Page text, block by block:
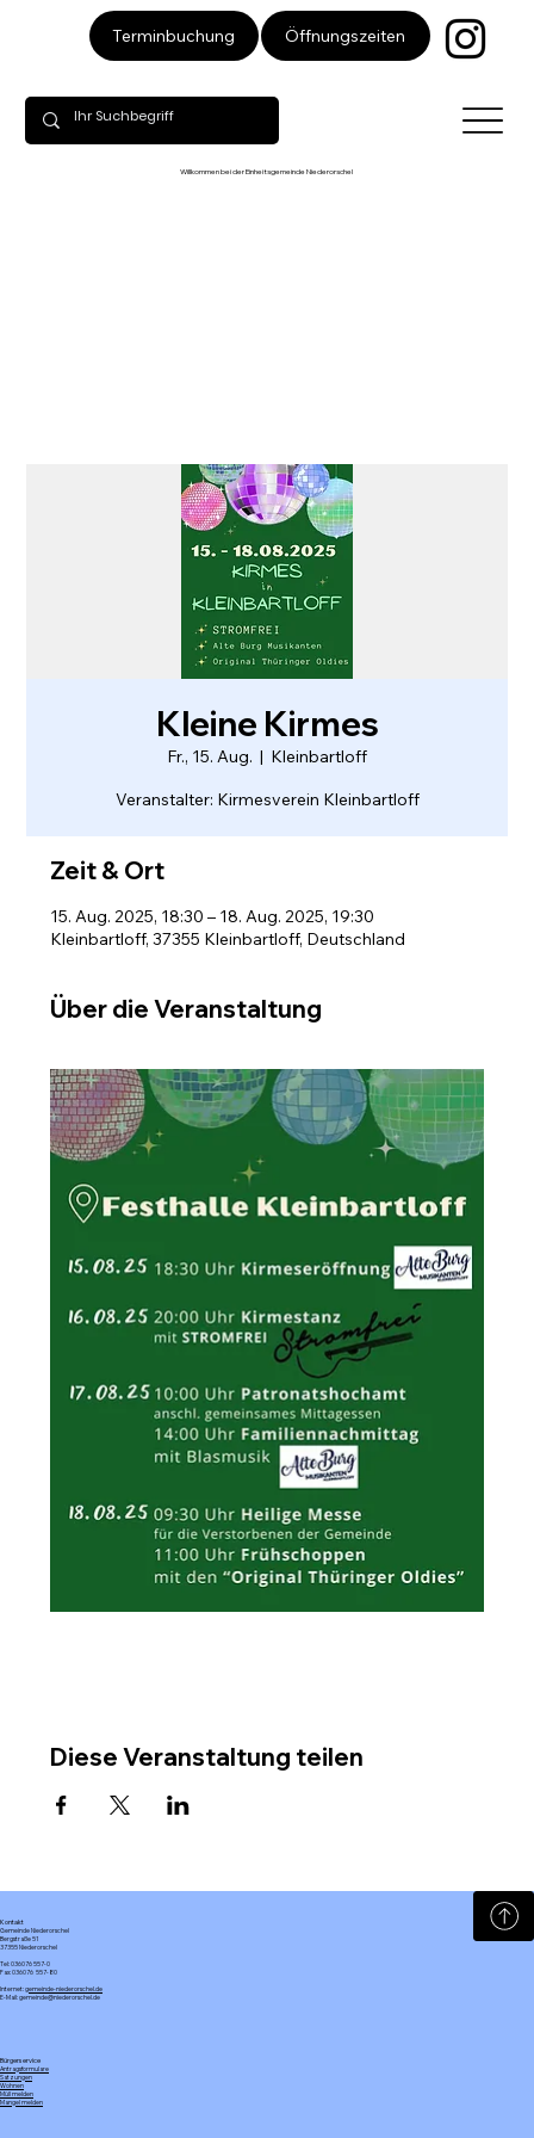
Terminbuchung Öffnungszeiten
Willkommen bei der Einheitsgemeinde Niederorschel
Kleine Kirmes
Fr., 15. Aug.
  |
Kleinbartloff
Veranstalter: Kirmesverein Kleinbartloff
Zeit & Ort
15. Aug. 2025, 18:30 – 18. Aug. 2025, 19:30
Kleinbartloff, 37355 Kleinbartloff, Deutschland
Über die Veranstaltung
Diese Veranstaltung teilen
Kontakt
Gemeinde Niederorschel
Bergstraße 51
37355 Niederorschel
Tel: 036076 557-0
Fax: 036076 557-80
Internet:gemeinde-niederorschel.de
E-Mail: gemeinde@niederorschel.de
Bürgerservice
Antragsformulare
Satzungen
Wohnen
Müll melden
Mangel melden